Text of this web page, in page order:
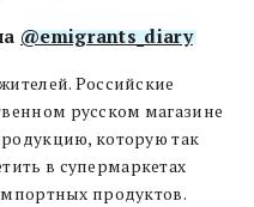
@emigrants_diary
Российские
русском магазине
которую так
в супермаркетах
продуктов.